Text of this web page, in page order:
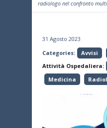
radiologo nel confronto
31 Agosto 2023
Categories:
Avvisi
Attività Ospedaliera:
Medicina